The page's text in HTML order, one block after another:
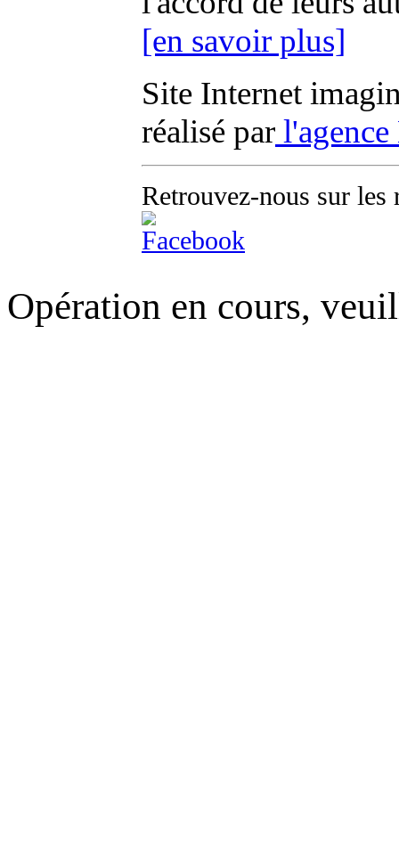
[en savoir plus]
Site Internet
réalisé par
Retrouvez-nous sur les
Opération en cours,